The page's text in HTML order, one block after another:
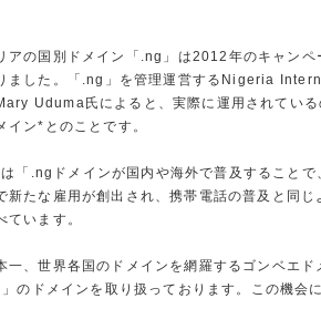
アの国別ドメイン「.ng」は2012年のキャン
ました。「.ng」を管理運営するNigeria
Uduma氏によると、実際に運用されてい
イン*とのことです。
「.ngドメインが国内や海外で普及すること
新たな雇用が創出され、携帯電話の普及と同
ています。
一、世界各国のドメインを網羅するゴンベエ
のドメインを取り扱っております。この機会